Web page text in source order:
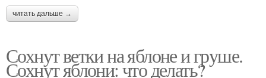
читать дальше →
Сохнут ветки на яблоне и груше.
Сохнут яблони: что делать?